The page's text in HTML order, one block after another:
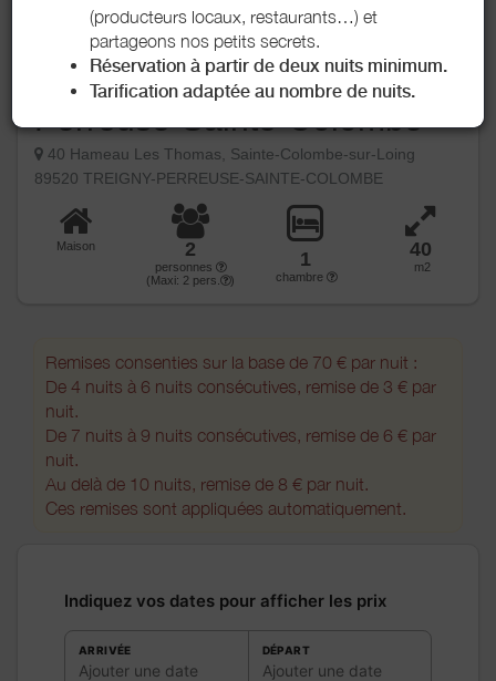
(producteurs locaux, restaurants…) et
partageons nos petits secrets.
Réservation à partir de deux nuits minimum.
Tarification adaptée au nombre de nuits.
Contacter
Gîte Le Licaraclo - Treigny-
Perreuse-Sainte-Colombe
40 Hameau Les Thomas, Sainte-Colombe-sur-Loing
89520 TREIGNY-PERREUSE-SAINTE-COLOMBE
Maison 2
personnes
(Maxi: 2 pers. )
1
chambre
40
m2
Remises consenties sur la base de 70 € par nuit :
De 4 nuits à 6 nuits consécutives, remise de 3 € par
nuit.
De 7 nuits à 9 nuits consécutives, remise de 6 € par
nuit.
Au delà de 10 nuits, remise de 8 € par nuit.
Ces remises sont appliquées automatiquement.
Indiquez vos dates pour afficher les prix
ARRIVÉE
Ajouter une date
DÉPART
Ajouter une date